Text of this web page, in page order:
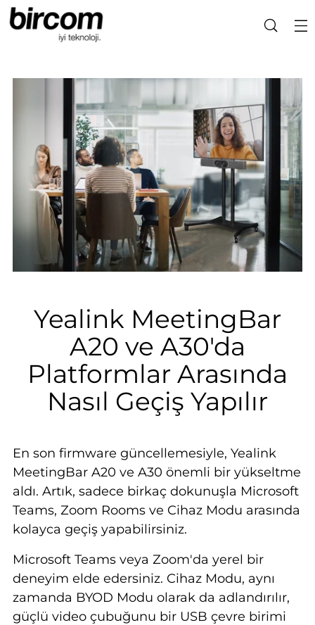
Yealink MeetingBar
A20 ve A30'da
Platformlar Arasında
Nasıl Geçiş Yapılır
En son firmware güncellemesiyle, Yealink
MeetingBar A20 ve A30 önemli bir yükseltme
aldı. Artık, sadece birkaç dokunuşla Microsoft
Teams, Zoom Rooms ve Cihaz Modu arasında
kolayca geçiş yapabilirsiniz.
Microsoft Teams veya Zoom'da yerel bir
deneyim elde edersiniz. Cihaz Modu, aynı
zamanda BYOD Modu olarak da adlandırılır,
güçlü video çubuğunu bir USB çevre birimi